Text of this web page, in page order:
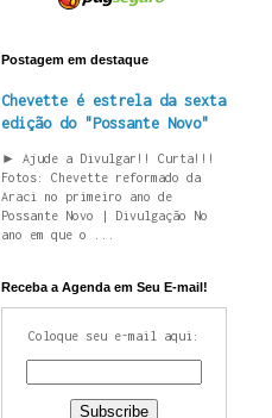
Postagem em destaque
Chevette é estrela da sexta
edição do "Possante Novo"
► Ajude a Divulgar!! Curta!!!
Fotos: Chevette reformado da
Araci no primeiro ano de
Possante Novo | Divulgação No
ano em que o ...
Receba a Agenda em Seu E-mail!
Coloque seu e-mail aqui: